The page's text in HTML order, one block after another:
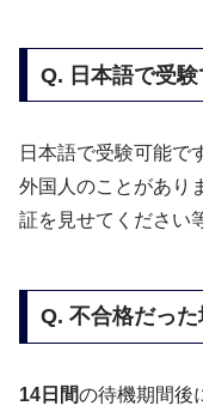
Q. 日本語で受験
日本語で受験可能で
外国人のことがあり
証を見せてください
Q. 不合格だっ
14日間の待機期間後